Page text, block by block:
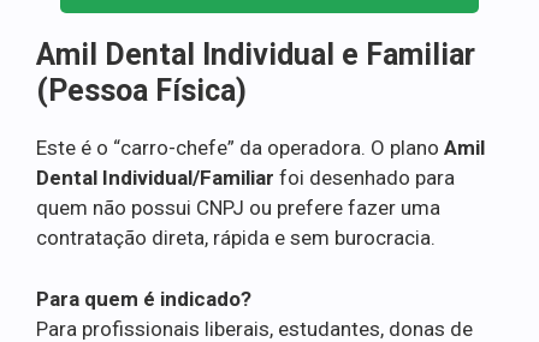
Amil Dental Individual e Familiar
(Pessoa Física)
Este é o “carro-chefe” da operadora. O plano Amil
Dental Individual/Familiar foi desenhado para
quem não possui CNPJ ou prefere fazer uma
contratação direta, rápida e sem burocracia.
Para quem é indicado?
Para profissionais liberais, estudantes, donas de